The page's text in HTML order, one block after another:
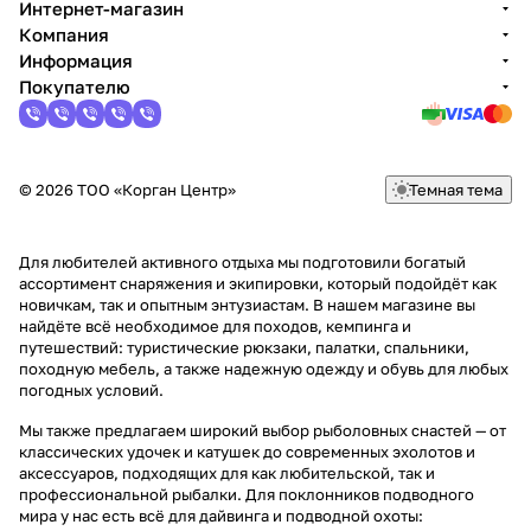
Интернет-магазин
Компания
Информация
Покупателю
© 2026 ТОО «Корган Центр» Темная тема
Для любителей активного отдыха мы подготовили богатый
ассортимент снаряжения и экипировки, который подойдёт как
новичкам, так и опытным энтузиастам. В нашем магазине вы
найдёте всё необходимое для походов, кемпинга и
путешествий: туристические рюкзаки, палатки, спальники,
походную мебель, а также надежную одежду и обувь для любых
погодных условий.
Мы также предлагаем широкий выбор рыболовных снастей — от
классических удочек и катушек до современных эхолотов и
аксессуаров, подходящих для как любительской, так и
профессиональной рыбалки. Для поклонников подводного
мира у нас есть всё для дайвинга и подводной охоты: